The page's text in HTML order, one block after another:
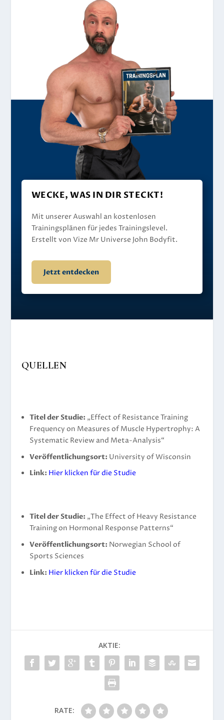
WECKE, WAS IN DIR STECKT!
Mit unserer Auswahl an kostenlosen
Trainingsplänen für jedes Trainingslevel.
Erstellt von Vize Mr Universe John Bodyfit.
Jetzt entdecken
QUELLEN
Titel der Studie: „Effect of Resistance Training
Frequency on Measures of Muscle Hypertrophy: A
Systematic Review and Meta-Analysis“
Veröffentlichungsort: University of Wisconsin
Link: Hier klicken für die Studie
Titel der Studie: „The Effect of Heavy Resistance
Training on Hormonal Response Patterns“
Veröffentlichungsort: Norwegian School of
Sports Sciences
Link: Hier klicken für die Studie
AKTIE:
RATE: